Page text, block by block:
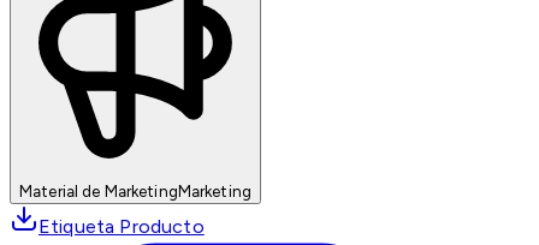
Material de MarketingMarketing
Etiqueta Producto